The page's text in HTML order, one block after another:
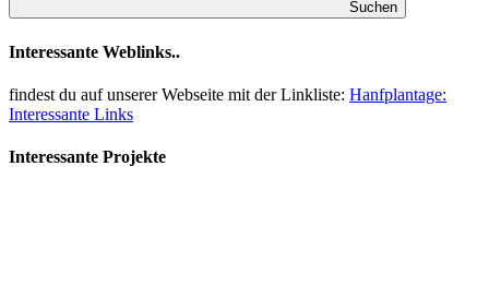
Suchen
Interessante Weblinks..
findest du auf unserer Webseite mit der Linkliste: Hanfplantage:
Interessante Links
Interessante Projekte